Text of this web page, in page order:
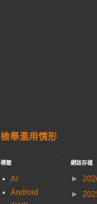
檢舉濫用情形
標籤
AI
Android
網誌存檔
►
►